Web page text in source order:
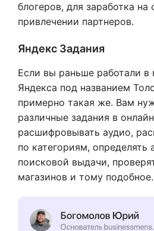
блогеров, для заработка на
привлечении партнеров.
Яндекс Задания
Если вы раньше работали в
Яндекса под названием
примерно такая же. Вам
различные задания в
расшифровывать аудио,
по категориям, определять
поисковой выдачи,
магазинов и тому подобное.